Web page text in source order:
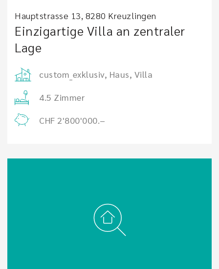
Hauptstrasse 13, 8280 Kreuzlingen
Einzigartige Villa an zentraler
Lage
custom_exklusiv, Haus, Villa
4.5 Zimmer
CHF 2'800'000.–